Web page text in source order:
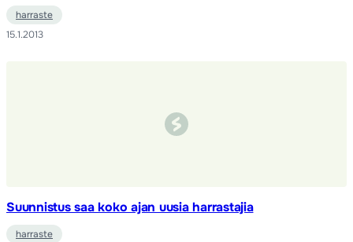
harraste
15.1.2013
Suunnistus saa koko ajan uusia harrastajia
harraste